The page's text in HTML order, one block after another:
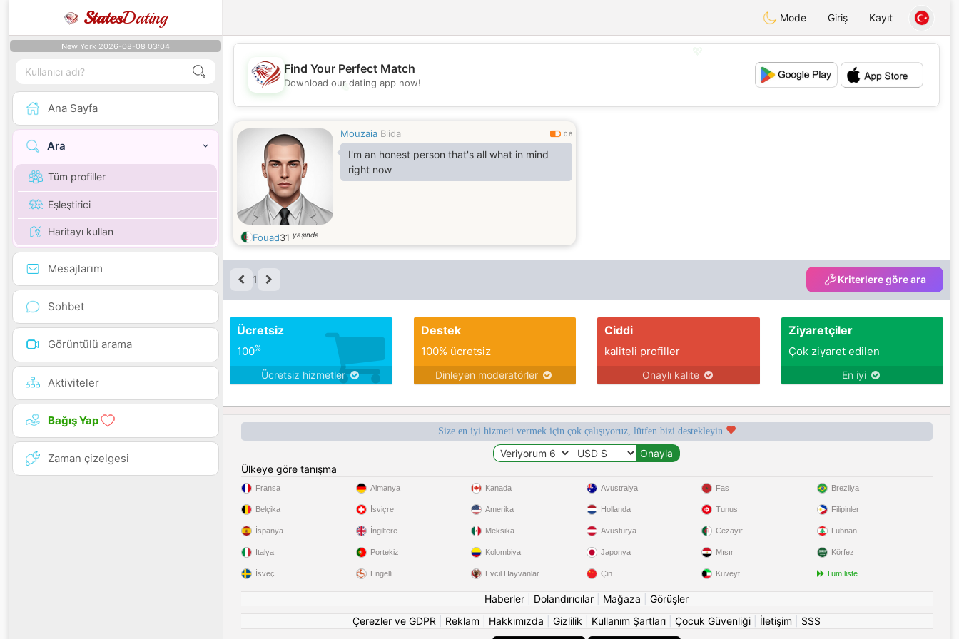
StatesDating Mode Giriş Kayıt
New York 2026-08-08 03:04
Ana Sayfa
Ara
Tüm profiller
Eşleştirici
Haritayı kullan
Mesajlarım
Sohbet
Görüntülü arama
Aktiviteler
Bağış Yap
Zaman çizelgesi
💖
💕
Find Your Perfect Match
Download our dating app now!
Mouzaia Blida 0.6
I'm an honest person that's all what in mind
right now
Fouad31 yaşında
1 Kriterlere göre ara
Ücretsiz
100%
Ücretsiz hizmetler
Destek
100% ücretsiz
Dinleyen moderatörler
Ciddi
kaliteli profiller
Onaylı kalite
Ziyaretçiler
Çok ziyaret edilen
En iyi
Size en iyi hizmeti vermek için çok çalışıyoruz, lütfen bizi destekleyin
Ülkeye göre tanışma
Fransa
Belçika
İspanya
İtalya
İsveç
Almanya
İsviçre
İngiltere
Portekiz
Engelli
Kanada
Amerika
Meksika
Kolombiya
Evcil Hayvanlar
Avustralya
Hollanda
Avusturya
Japonya
Çin
Fas
Tunus
Cezayir
Mısır
Kuveyt
Brezilya
Filipinler
Lübnan
Körfez
Tüm liste
Haberler Dolandırıcılar Mağaza
Görüşler
Çerezler ve GDPR
Reklam Hakkımızda Gizlilik Kullanım Şartları Çocuk Güvenliği İletişim SSS